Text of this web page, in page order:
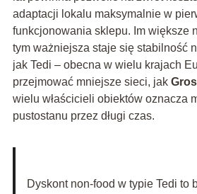
adaptacji lokalu maksymalnie w
funkcjonowania sklepu. Im większe
tym ważniejsza staje się stabilność
jak Tedi – obecna w wielu krajach
przejmować mniejsze sieci, jak
wielu właścicieli obiektów oznacza
pustostanu przez długi czas.
Dyskont non-food w typie Tedi to